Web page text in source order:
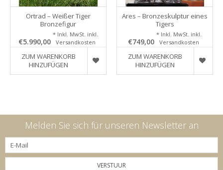
Ortrad – Weißer Tiger
Bronzefigur
€5.990,00
* Inkl. MwSt. inkl.
Versandkosten
ZUM WARENKORB
HINZUFÜGEN
Ares – Bronzeskulptur eines
Tigers
€749,00
* Inkl. MwSt. inkl.
Versandkosten
ZUM WARENKORB
HINZUFÜGEN
Melden Sie sich für unseren Newsletter an
VERSTUUR